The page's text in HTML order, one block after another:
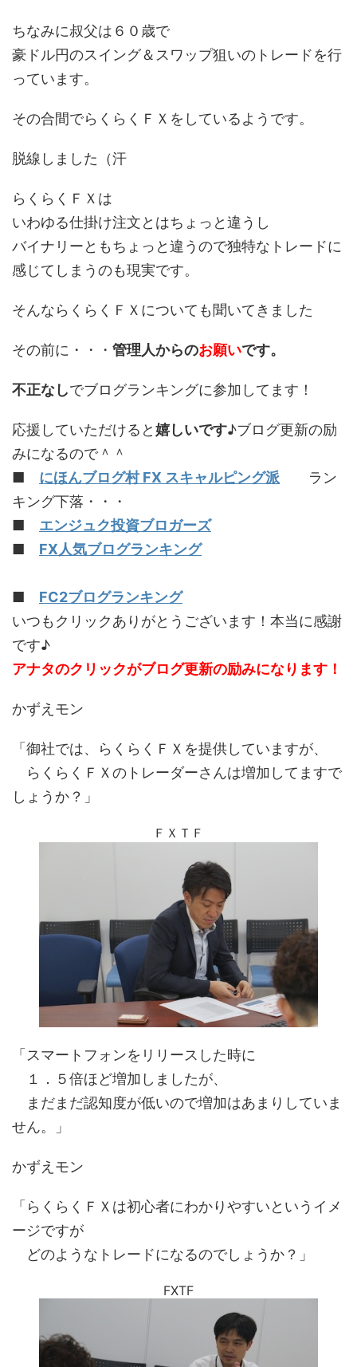
ちなみに叔父は６０歳で
豪ドル円のスイング＆スワップ狙いのトレードを行
っています。
その合間でらくらくＦＸをしているようです。
脱線しました（汗
らくらくＦＸは
いわゆる仕掛け注文とはちょっと違うし
バイナリーともちょっと違うので独特なトレードに
感じてしまうのも現実です。
そんならくらくＦＸについても聞いてきました
その前に・・・ 管理人からのお願いです。
不正なしでブログランキングに参加してます！
応援していただけると嬉しいです♪ブログ更新の励
みになるので＾＾
■ にほんブログ村 FX スキャルピング派
ラン
キング下落・・・
■ エンジュク投資ブロガーズ
■ FX人気ブログランキング
■ FC2ブログランキング
いつもクリックありがとうございます！本当に感謝
です♪
アナタのクリックがブログ更新の励みになります！
かずえモン
「御社では、らくらくＦＸを提供していますが、
らくらくＦＸのトレーダーさんは増加してますで
しょうか？」
ＦＸＴＦ
「スマートフォンをリリースした時に
１．５倍ほど増加しましたが、
まだまだ認知度が低いので増加はあまりしていま
せん。」
かずえモン
「らくらくＦＸは初心者にわかりやすいというイメ
ージですが
どのようなトレードになるのでしょうか？」
FXTF